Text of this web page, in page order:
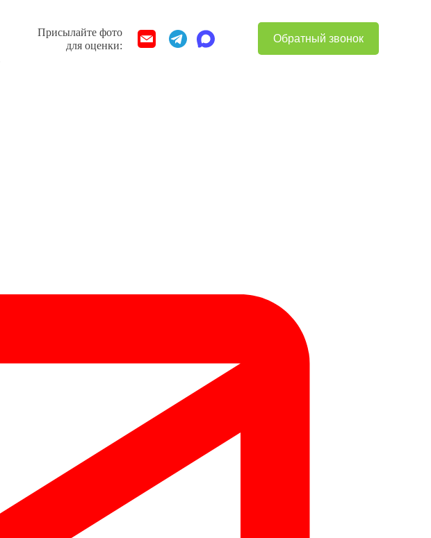
Присылайте фото
для оценки:
Обратный звонок